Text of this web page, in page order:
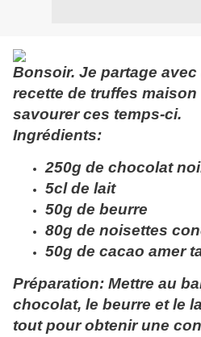
Bonsoir. Je partage
recette de truffes
savourer ces temps-ci.
Ingrédients:
250g de chocolat
5cl de lait
50g de beurre
80g de noisettes
50g de cacao amer
Préparation: Mettre au
chocolat, le beurre et le
tout pour obtenirune